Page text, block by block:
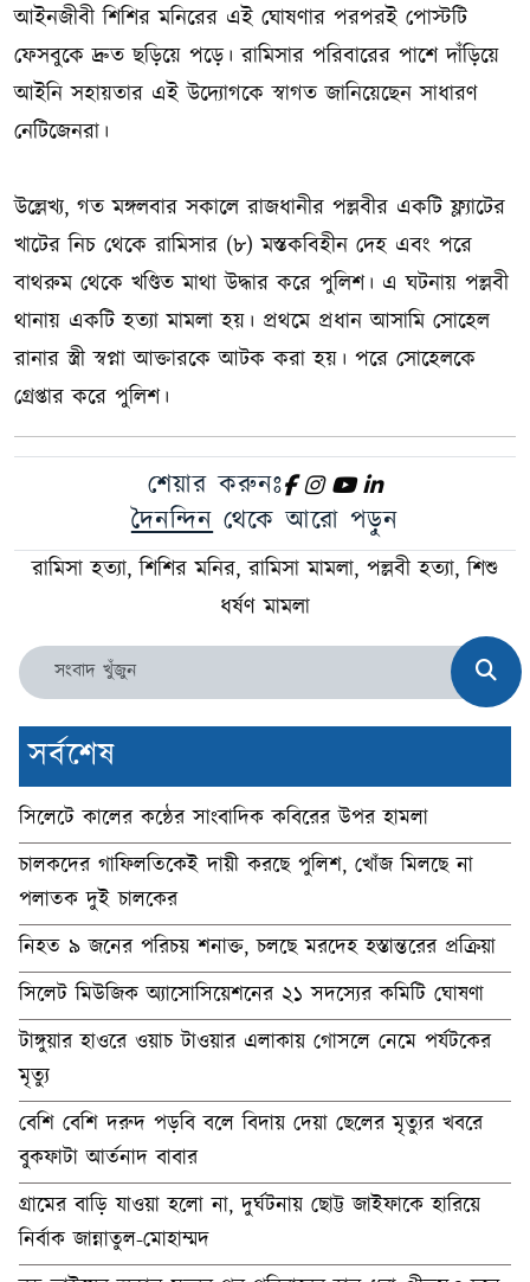
আইনজীবী শিশির মনিরের এই ঘোষণার পরপরই পোস্টটি
ফেসবুকে দ্রুত ছড়িয়ে পড়ে। রামিসার পরিবারের পাশে দাঁড়িয়ে
আইনি সহায়তার এই উদ্যোগকে স্বাগত জানিয়েছেন সাধারণ
নেটিজেনরা।
উল্লেখ্য, গত মঙ্গলবার সকালে রাজধানীর পল্লবীর একটি ফ্ল্যাটের
খাটের নিচ থেকে রামিসার (৮) মস্তকবিহীন দেহ এবং পরে
বাথরুম থেকে খণ্ডিত মাথা উদ্ধার করে পুলিশ। এ ঘটনায় পল্লবী
থানায় একটি হত্যা মামলা হয়। প্রথমে প্রধান আসামি সোহেল
রানার স্ত্রী স্বপ্না আক্তারকে আটক করা হয়। পরে সোহেলকে
গ্রেপ্তার করে পুলিশ।
শেয়ার করুনঃ
দৈনন্দিন থেকে আরো পড়ুন
রামিসা হত্যা, শিশির মনির, রামিসা মামলা, পল্লবী হত্যা, শিশু
ধর্ষণ মামলা
সর্বশেষ
সিলেটে কালের কন্ঠের সাংবাদিক কবিরের উপর হামলা
চালকদের গাফিলতিকেই দায়ী করছে পুলিশ, খোঁজ মিলছে না
পলাতক দুই চালকের
নিহত ৯ জনের পরিচয় শনাক্ত, চলছে মরদেহ হস্তান্তরের প্রক্রিয়া
সিলেট মিউজিক অ্যাসোসিয়েশনের ২১ সদস্যের কমিটি ঘোষণা
টাঙ্গুয়ার হাওরে ওয়াচ টাওয়ার এলাকায় গোসলে নেমে পর্যটকের
মৃত্যু
বেশি বেশি দরুদ পড়বি বলে বিদায় দেয়া ছেলের মৃত্যুর খবরে
বুকফাটা আর্তনাদ বাবার
গ্রামের বাড়ি যাওয়া হলো না, দুর্ঘটনায় ছোট্ট জাইফাকে হারিয়ে
নির্বাক জান্নাতুল-মোহাম্মদ